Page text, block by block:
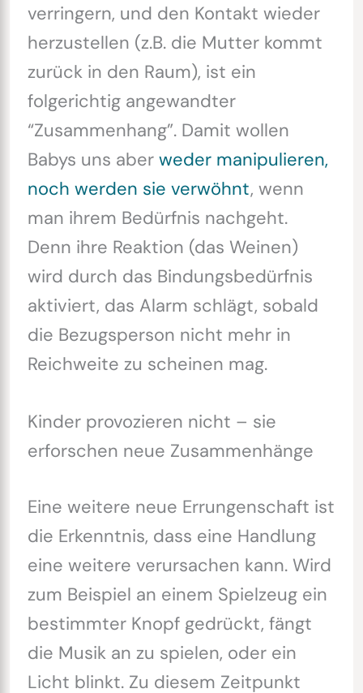
verringern, und den Kontakt wieder
herzustellen (z.B. die Mutter kommt
zurück in den Raum), ist ein
folgerichtig angewandter
“Zusammenhang”. Damit wollen
Babys uns aber weder manipulieren,
noch werden sie verwöhnt, wenn
man ihrem Bedürfnis nachgeht.
Denn ihre Reaktion (das Weinen)
wird durch das Bindungsbedürfnis
aktiviert, das Alarm schlägt, sobald
die Bezugsperson nicht mehr in
Reichweite zu scheinen mag.
Kinder provozieren nicht – sie
erforschen neue Zusammenhänge
Eine weitere neue Errungenschaft ist
die Erkenntnis, dass eine Handlung
eine weitere verursachen kann. Wird
zum Beispiel an einem Spielzeug ein
bestimmter Knopf gedrückt, fängt
die Musik an zu spielen, oder ein
Licht blinkt. Zu diesem Zeitpunkt